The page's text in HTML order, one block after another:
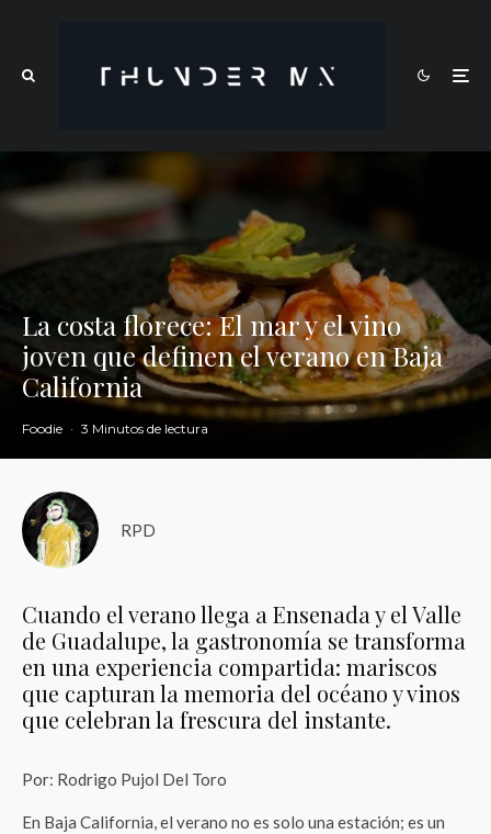
La costa florece: El mar y el vino
joven que definen el verano en Baja
California
Foodie · 3 Minutos de lectura
RPD
Cuando el verano llega a Ensenada y el Valle
de Guadalupe, la gastronomía se transforma
en una experiencia compartida: mariscos
que capturan la memoria del océano y vinos
que celebran la frescura del instante.
Por: Rodrigo Pujol Del Toro
En Baja California, el verano no es solo una estación; es un